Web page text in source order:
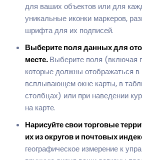
для ваших объектов или для
уникальные иконки маркеров,
шрифта для их подписей.
Выберите поля данных для
месте.Выберите поля (включая
которые должны отображаться в
всплывающем окне карты, в
столбцах) или при наведении
на карте.
Нарисуйте свои торговые
их из округов и почтовых
географическое измерение к